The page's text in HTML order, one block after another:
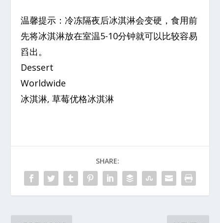
温馨提示：冷冻隔夜后冰淇淋会变硬，食用前
先将冰淇淋放在室温5-10分钟就可以比较容易
舀出。
Dessert
Worldwide
冰淇淋, 草莓优格冰淇淋
SHARE: